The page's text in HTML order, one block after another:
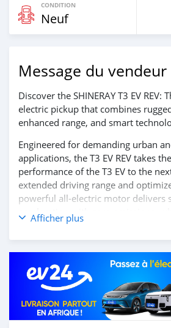
CONDITION
Neuf
Message du vendeur
Discover the SHINERAY T3 EV REV:
electric pickup that combines
enhanced range, and smart
Engineered for demanding urban
applications, the T3 EV REV takes
performance of the T3 EV to the
extended driving range and
powerful all-electric motor delivers
acceleration with zero emissions,
flatbed and spacious cabin offer
comfort. Equipped with modern
driver-assistance features, and
the T3 EV REV is designed to keep
forward sustainably.
Experience the advanced, eco-
redefines utility driving — the
Afficher plus